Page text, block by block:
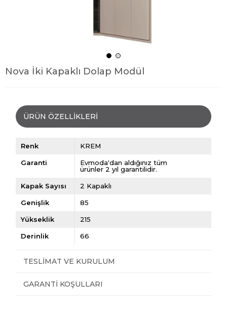
Nova İki Kapaklı Dolap Modül
ÜRÜN ÖZELLIKLERI
Renk KREM
Garanti
Evmoda'dan aldığınız tüm
ürünler 2 yıl garantilidir.
Kapak Sayısı 2 Kapaklı
Genişlik 85
Yükseklik 215
Derinlik 66
TESLIMAT VE KURULUM
GARANTI KOŞULLARI